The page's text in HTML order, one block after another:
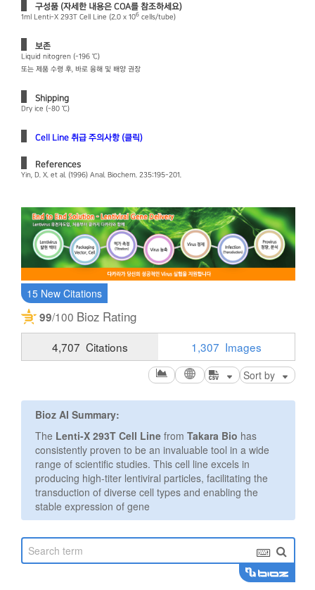
구성품 (자세한 내용은 COA를 참조하세요)
1ml Lenti-X 293T Cell Line (2.0 x 106 cells/tube)
보존
Liquid nitogren (-196 ℃)
또는 제품 수령 후, 바로 융해 및 배양 권장
Shipping
Dry ice (-80 ℃)
Cell Line 취급 주의사항 (클릭)
References
Yin, D. X. et al. (1996) Anal. Biochem. 235:195-201.